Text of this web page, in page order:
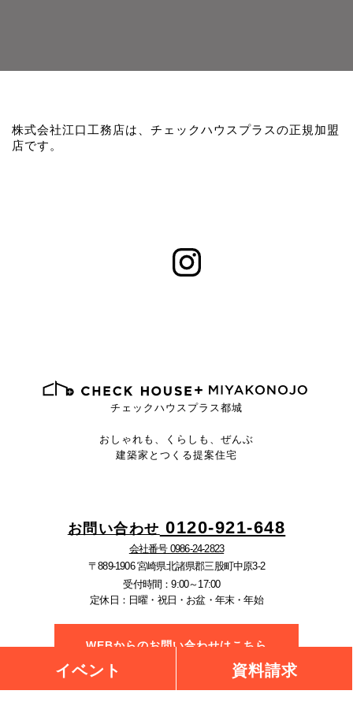
株式会社江口工務店は、チェックハウスプラスの正規加盟
店です。
チェックハウスプラス都城
おしゃれも、くらしも、ぜんぶ
建築家とつくる提案住宅
お問い合わせ 0120-921-648
会社番号 0986-24-2823
〒889-1906 宮崎県北諸県郡三股町中原3-2
受付時間：9:00～17:00
定休日：日曜・祝日・お盆・年末・年始
WEBからのお問い合わせはこちら
イベント 資料請求